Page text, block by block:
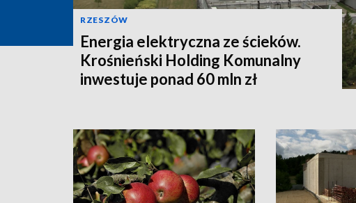
RZESZÓW
Energia elektryczna ze ścieków.
Krośnieński Holding Komunalny
inwestuje ponad 60 mln zł